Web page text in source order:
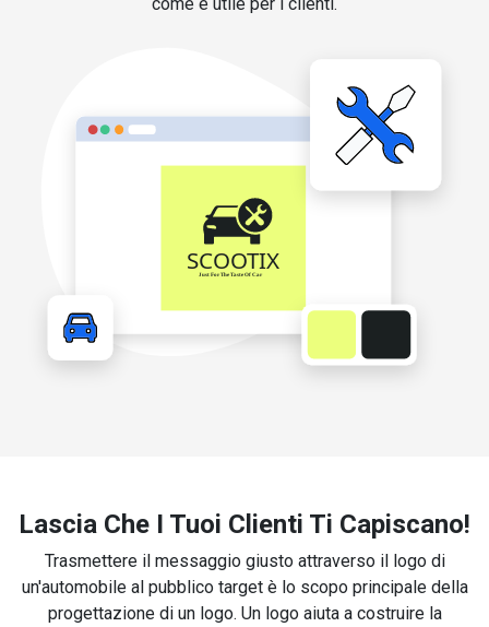
Lascia Che I Tuoi Clienti Ti Capiscano!
Trasmettere il messaggio giusto attraverso il logo di
un'automobile al pubblico target è lo scopo principale della
progettazione di un logo. Un logo aiuta a costruire la